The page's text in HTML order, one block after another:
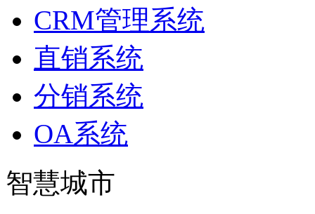
CRM管理系统
直销系统
分销系统
OA系统
智慧城市